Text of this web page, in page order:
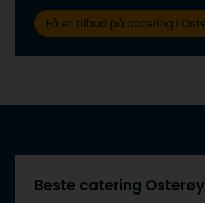
Få et tilbud på catering i
Beste catering Osterøy